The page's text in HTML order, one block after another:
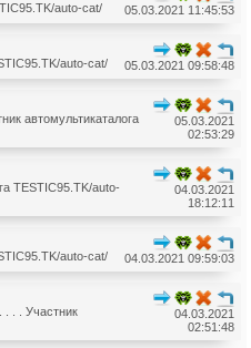
auto-cat/
05.03.2021 11:45:53
auto-cat/
05.03.2021 09:58:48
автомультикаталога
05.03.2021
02:53:29
TESTIC95.TK/auto-
04.03.2021
18:12:11
auto-cat/
04.03.2021 09:59:03
. . . Участник
04.03.2021
02:51:48